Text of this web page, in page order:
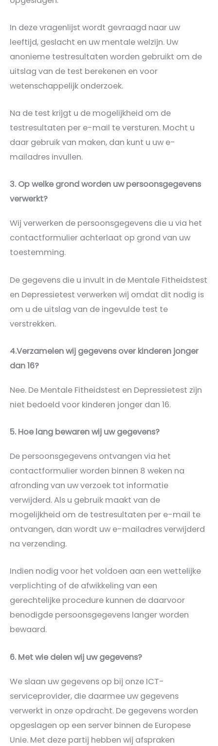
In deze vragenlijst wordt gevraagd naar uw
leeftijd, geslacht en uw mentale welzijn. Uw
anonieme testresultaten worden gebruikt om de
uitslag van de test berekenen en voor
wetenschappelijk onderzoek.
Na de test krijgt u de mogelijkheid om de
testresultaten per e-mail te versturen. Mocht u
daar gebruik van maken, dan kunt u uw e-
mailadres invullen.
3. Op welke grond worden uw persoonsgegevens
verwerkt?
Wij verwerken de persoonsgegevens die u via het
contactformulier achterlaat op grond van uw
toestemming.
De gegevens die u invult in de Mentale Fitheidstest
en Depressietest verwerken wij omdat dit nodig is
om u de uitslag van de ingevulde test te
verstrekken.
4.Verzamelen wij gegevens over kinderen jonger
dan 16?
Nee. De Mentale Fitheidstest en Depressietest zijn
niet bedoeld voor kinderen jonger dan 16.
5. Hoe lang bewaren wij uw gegevens?
De persoonsgegevens ontvangen via het
contactformulier worden binnen 8 weken na
afronding van uw verzoek tot informatie
verwijderd. Als u gebruik maakt van de
mogelijkheid om de testresultaten per e-mail te
ontvangen, dan wordt uw e-mailadres verwijderd
na verzending.
Indien nodig voor het voldoen aan een wettelijke
verplichting of de afwikkeling van een
gerechtelijke procedure kunnen de daarvoor
benodigde persoonsgegevens langer worden
bewaard.
6. Met wie delen wij uw gegevens?
We slaan uw gegevens op bij onze ICT-
serviceprovider, die daarmee uw gegevens
verwerkt in onze opdracht. De gegevens worden
opgeslagen op een server binnen de Europese
Unie. Met deze partij hebben wij afspraken